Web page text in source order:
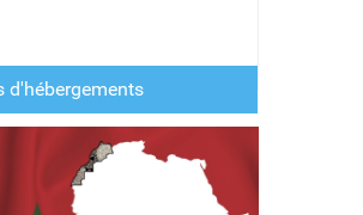
d'hébergements